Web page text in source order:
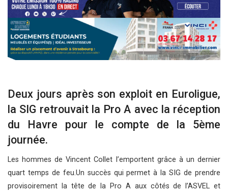
Deux jours après son exploit en Euroligue,
la SIG retrouvait la Pro A avec la réception
du Havre pour le compte de la 5ème
journée.
Les hommes de Vincent Collet l’emportent grâce à un dernier
quart temps de feu.Un succès qui permet à la SIG de prendre
provisoirement la tête de la Pro A aux côtés de l’ASVEL et